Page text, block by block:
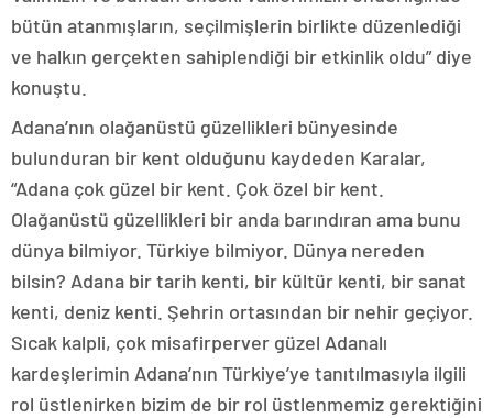
bütün atanmışların, seçilmişlerin birlikte düzenlediği
ve halkın gerçekten sahiplendiği bir etkinlik oldu” diye
konuştu.
Adana’nın olağanüstü güzellikleri bünyesinde
bulunduran bir kent olduğunu kaydeden Karalar,
“Adana çok güzel bir kent. Çok özel bir kent.
Olağanüstü güzellikleri bir anda barındıran ama bunu
dünya bilmiyor. Türkiye bilmiyor. Dünya nereden
bilsin? Adana bir tarih kenti, bir kültür kenti, bir sanat
kenti, deniz kenti. Şehrin ortasından bir nehir geçiyor.
Sıcak kalpli, çok misafirperver güzel Adanalı
kardeşlerimin Adana’nın Türkiye’ye tanıtılmasıyla ilgili
rol üstlenirken bizim de bir rol üstlenmemiz gerektiğini